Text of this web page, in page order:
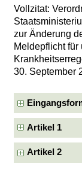
Vollzitat:
zur Änderung
Meldepflicht für
30. September
Artikel 1
Artikel 2